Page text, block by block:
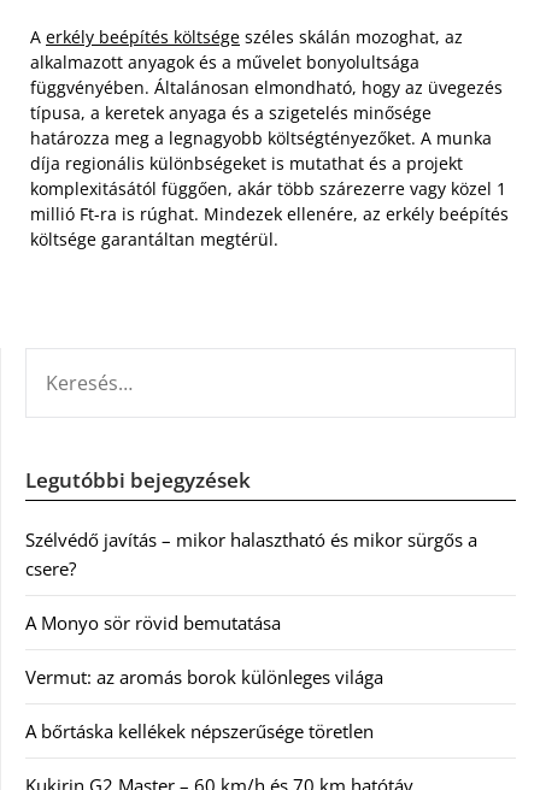
A erkély beépítés költsége széles skálán mozoghat, az
alkalmazott anyagok és a művelet bonyolultsága
függvényében. Általánosan elmondható, hogy az üvegezés
típusa, a keretek anyaga és a szigetelés minősége
határozza meg a legnagyobb költségtényezőket. A munka
díja regionális különbségeket is mutathat és a projekt
komplexitásától függően, akár több szárezerre vagy közel 1
millió Ft-ra is rúghat. Mindezek ellenére, az erkély beépítés
költsége garantáltan megtérül.
Legutóbbi bejegyzések
Szélvédő javítás – mikor halasztható és mikor sürgős a
csere?
A Monyo sör rövid bemutatása
Vermut: az aromás borok különleges világa
A bőrtáska kellékek népszerűsége töretlen